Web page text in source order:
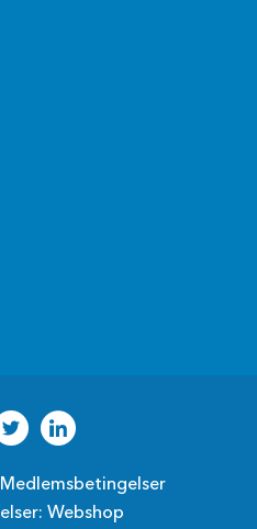
Medlemsbetingelser
Webshop